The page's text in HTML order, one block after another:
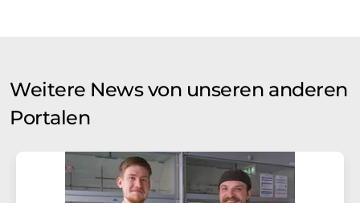
Weitere News von unseren anderen
Portalen